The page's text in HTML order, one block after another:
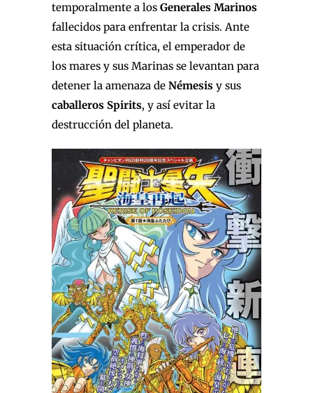
temporalmente a los Generales Marinos
fallecidos para enfrentar la crisis. Ante
esta situación crítica, el emperador de
los mares y sus Marinas se levantan para
detener la amenaza de Némesis y sus
caballeros Spirits, y así evitar la
destrucción del planeta.